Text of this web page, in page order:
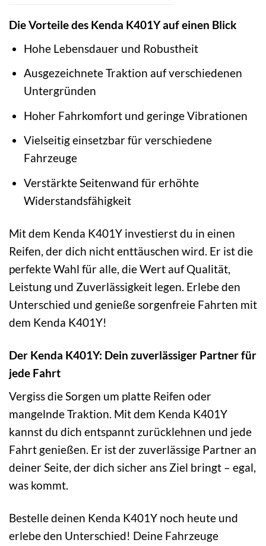
Die Vorteile des Kenda K401Y auf einen Blick
Hohe Lebensdauer und Robustheit
Ausgezeichnete Traktion auf verschiedenen
Untergründen
Hoher Fahrkomfort und geringe Vibrationen
Vielseitig einsetzbar für verschiedene
Fahrzeuge
Verstärkte Seitenwand für erhöhte
Widerstandsfähigkeit
Mit dem Kenda K401Y investierst du in einen
Reifen, der dich nicht enttäuschen wird. Er ist die
perfekte Wahl für alle, die Wert auf Qualität,
Leistung und Zuverlässigkeit legen. Erlebe den
Unterschied und genieße sorgenfreie Fahrten mit
dem Kenda K401Y!
Der Kenda K401Y: Dein zuverlässiger Partner für
jede Fahrt
Vergiss die Sorgen um platte Reifen oder
mangelnde Traktion. Mit dem Kenda K401Y
kannst du dich entspannt zurücklehnen und jede
Fahrt genießen. Er ist der zuverlässige Partner an
deiner Seite, der dich sicher ans Ziel bringt – egal,
was kommt.
Bestelle deinen Kenda K401Y noch heute und
erlebe den Unterschied! Deine Fahrzeuge